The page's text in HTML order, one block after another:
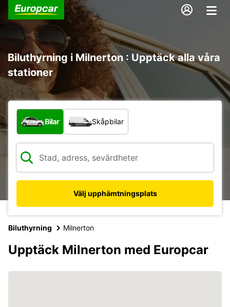
Biluthyrning i Milnerton : Upptäck alla våra
stationer
Vilken typ av fordon?
Bilar Skåpbilar
Välj upphämtningsplats
Biluthyrning Milnerton
Upptäck Milnerton med Europcar